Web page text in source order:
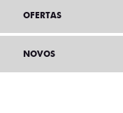
OFERTAS
NOVOS